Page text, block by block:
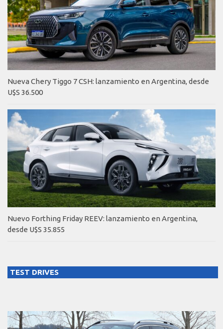
Nueva Chery Tiggo 7 CSH: lanzamiento en Argentina, desde
U$S 36.500
Nuevo Forthing Friday REEV: lanzamiento en Argentina,
desde U$S 35.855
TEST DRIVES